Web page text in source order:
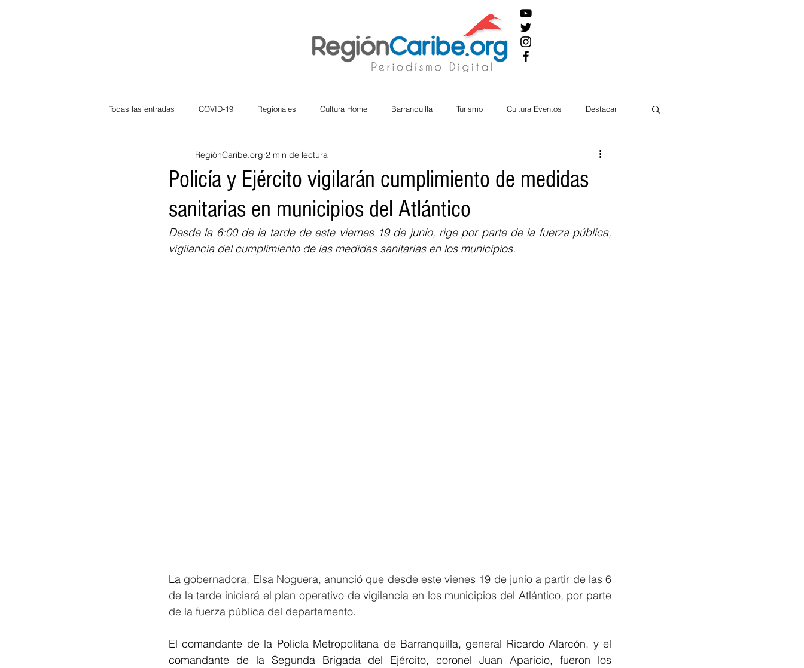
Todas las entradas COVID-19 Regionales Cultura Home Barranquilla Turismo Cultura Eventos Destacar
Atlántico La Guajira Cesar
Bloggeros Hermanos Mayores Economía RAP CARIBE Política
Educación BID BIENESTAR AMBIENTAL AFRO
Policía y Ejército vigilarán cumplimiento de medidas
sanitarias en municipios del Atlántico
RegiónCaribe.org 2 min de lectura
Desde la 6:00 de la tarde de este viernes 19 de junio, rige por parte de la fuerza pública,
vigilancia del cumplimiento de las medidas sanitarias en los municipios.
La gobernadora, Elsa Noguera, anunció que desde este vienes 19 de junio a partir de las 6
de la tarde iniciará el plan operativo de vigilancia en los municipios del Atlántico, por parte
de la fuerza pública del departamento.
El comandante de la Policía Metropolitana de Barranquilla, general Ricardo Alarcón, y el
comandante de la Segunda Brigada del Ejército, coronel Juan Aparicio, fueron los